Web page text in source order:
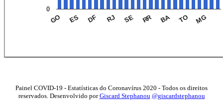
GO ES DF RJ SE RR BA TO MG
0
Painel COVID-19 - Estatísticas do Coronavírus 2020 - Todos os direitos
reservados. Desenvolvido porGiscard Stephanou @giscardstephanou